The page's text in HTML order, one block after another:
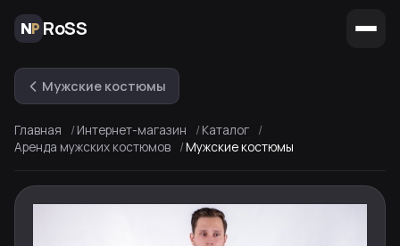
RoSS
Мужские костюмы
Главная Интернет-магазин
Каталог
Аренда мужских костюмов
Мужские костюмы